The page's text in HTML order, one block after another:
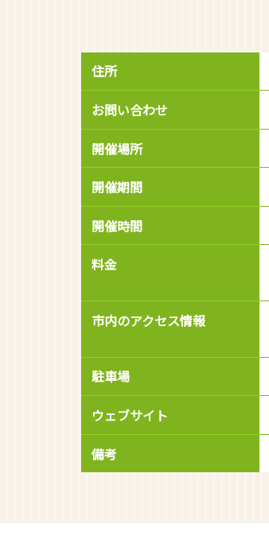
住所
お問い合わせ
開催場所
開催期間
開催時間
料金
市内のアクセス情報
駐車場
ウェブサイト
備考